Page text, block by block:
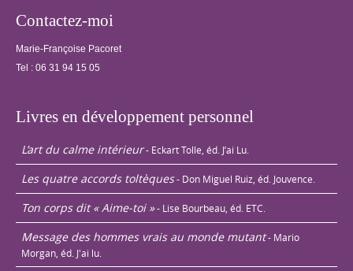
Contactez-moi
Marie-Françoise Pacoret
Tel : 06 31 94 15 05
Livres en développement personnel
L’art du calme intérieur- Eckart Tolle, éd. J’ai Lu.
Les quatre accords toltèques- Don Miguel Ruiz, éd. Jouvence.
Ton corps dit « Aime-toi »- Lise Bourbeau, éd. ETC.
Message des hommes vrais au monde mutant- Mario
Morgan, éd. J'ai lu.